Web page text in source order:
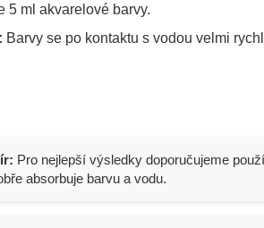
5 ml akvarelové barvy.
Barvy se po kontaktu s vodou velmi
Pro nejlepší výsledky doporučujeme
absorbuje barvu a vodu.